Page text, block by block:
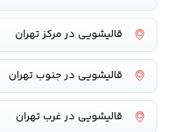
قالیشویی در مرکز تهران
قالیشویی در جنوب تهران
قالیشویی در غرب تهران